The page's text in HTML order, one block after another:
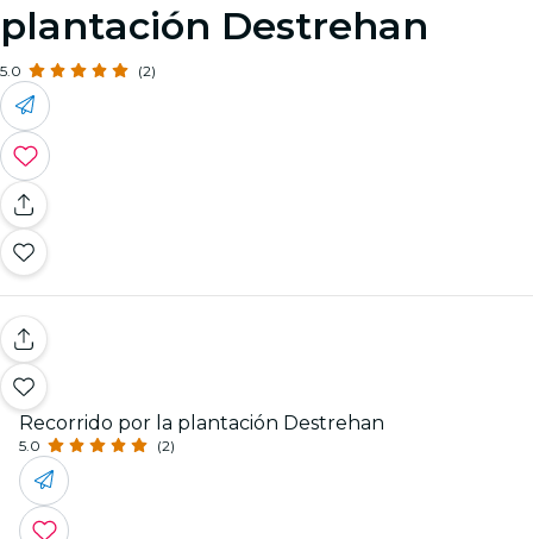
plantación Destrehan
5.0 (2)
Recorrido por la plantación Destrehan
5.0 (2)